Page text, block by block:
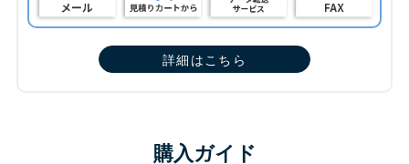
詳細はこちら
購入ガイド